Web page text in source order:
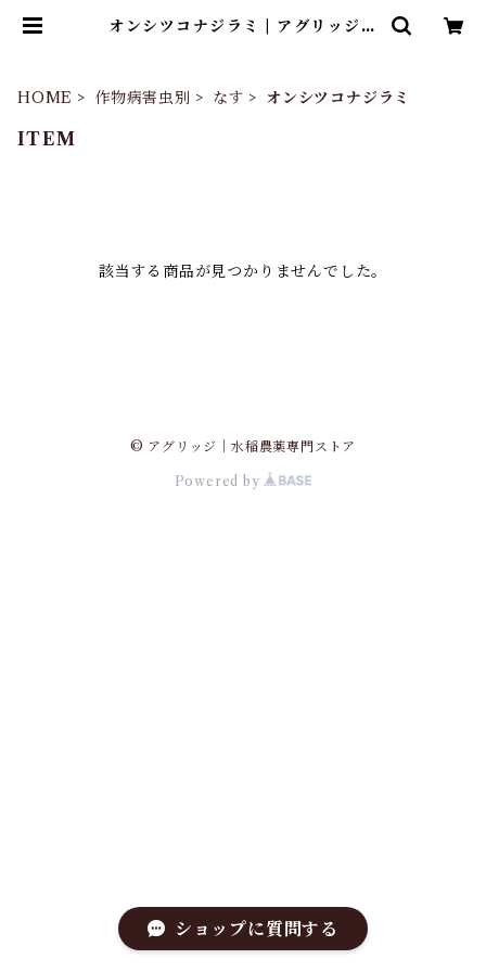
オンシツコナジラミ | アグリッジ｜
HOME 作物病害虫別 なす オンシツコナジラミ
ITEM
該当する商品が見つかりませんでした。
© アグリッジ｜水稲農薬専門ストア
Powered by
ショップに質問する